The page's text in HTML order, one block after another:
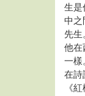
生是
中之
先生
他在
一樣
在詩
《